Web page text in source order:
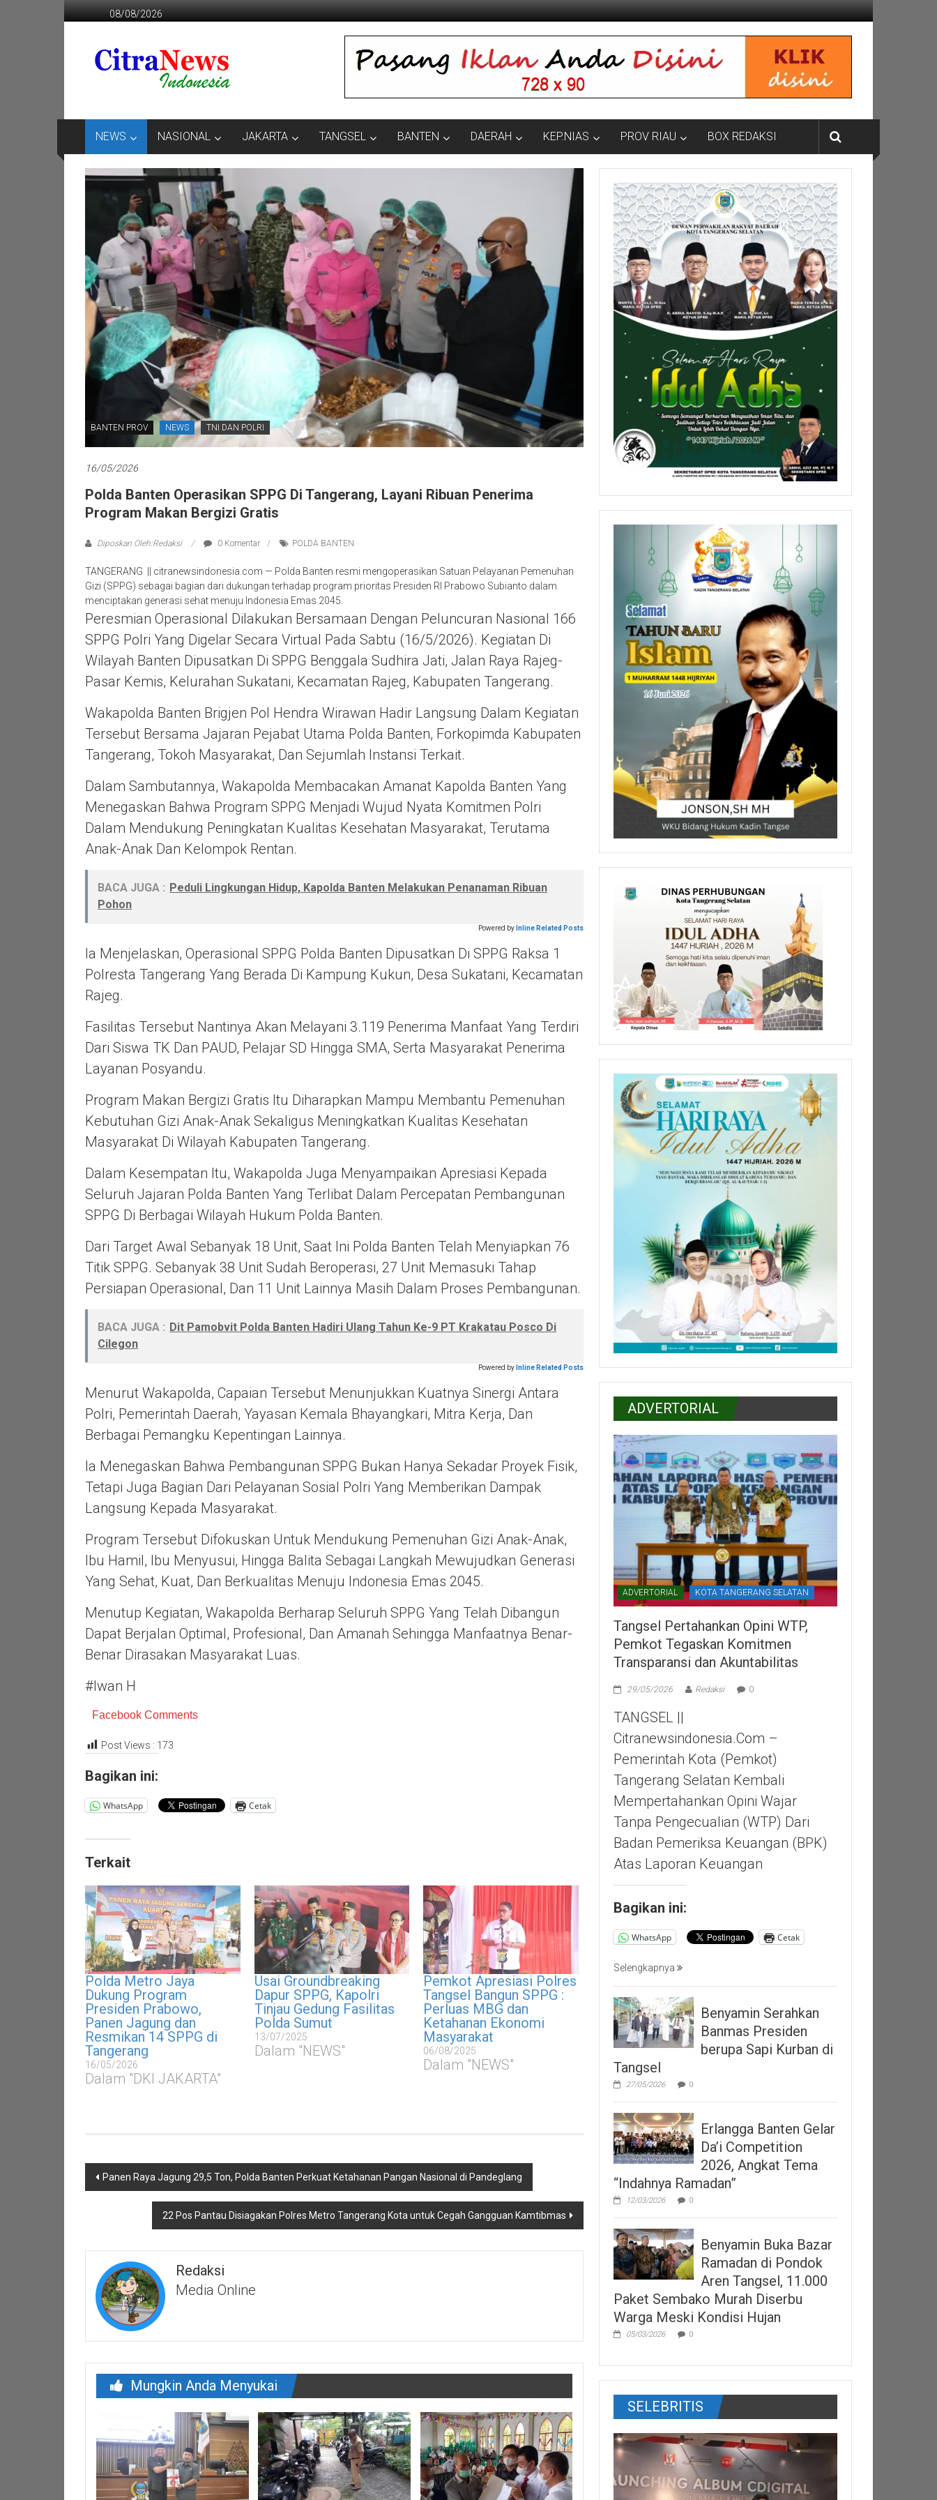
ke
08/08/2026
CITRANEWS
INDONESIA
NEWS NASIONAL JAKARTA TANGSEL BANTEN DAERAH KEP.NIAS PROV RIAU BOX REDAKSI
BANTEN PROV NEWS TNI DAN POLRI
16/05/2026
Polda Banten Operasikan SPPG Di Tangerang, Layani Ribuan Penerima
Program Makan Bergizi Gratis
Diposkan Oleh:Redaksi 0 Komentar POLDA BANTEN
TANGERANG || citranewsindonesia.com — Polda Banten resmi mengoperasikan Satuan Pelayanan Pemenuhan
Gizi (SPPG) sebagai bagian dari dukungan terhadap program prioritas Presiden RI Prabowo Subianto dalam
menciptakan generasi sehat menuju Indonesia Emas 2045.
Peresmian Operasional Dilakukan Bersamaan Dengan Peluncuran Nasional 166
SPPG Polri Yang Digelar Secara Virtual Pada Sabtu (16/5/2026). Kegiatan Di
Wilayah Banten Dipusatkan Di SPPG Benggala Sudhira Jati, Jalan Raya Rajeg-
Pasar Kemis, Kelurahan Sukatani, Kecamatan Rajeg, Kabupaten Tangerang.
Wakapolda Banten Brigjen Pol Hendra Wirawan Hadir Langsung Dalam Kegiatan
Tersebut Bersama Jajaran Pejabat Utama Polda Banten, Forkopimda Kabupaten
Tangerang, Tokoh Masyarakat, Dan Sejumlah Instansi Terkait.
Dalam Sambutannya, Wakapolda Membacakan Amanat Kapolda Banten Yang
Menegaskan Bahwa Program SPPG Menjadi Wujud Nyata Komitmen Polri
Dalam Mendukung Peningkatan Kualitas Kesehatan Masyarakat, Terutama
Anak-Anak Dan Kelompok Rentan.
BACA JUGA : Peduli Lingkungan Hidup, Kapolda Banten Melakukan Penanaman Ribuan
Pohon
Powered by Inline Related Posts
Ia Menjelaskan, Operasional SPPG Polda Banten Dipusatkan Di SPPG Raksa 1
Polresta Tangerang Yang Berada Di Kampung Kukun, Desa Sukatani, Kecamatan
Rajeg.
Fasilitas Tersebut Nantinya Akan Melayani 3.119 Penerima Manfaat Yang Terdiri
Dari Siswa TK Dan PAUD, Pelajar SD Hingga SMA, Serta Masyarakat Penerima
Layanan Posyandu.
Program Makan Bergizi Gratis Itu Diharapkan Mampu Membantu Pemenuhan
Kebutuhan Gizi Anak-Anak Sekaligus Meningkatkan Kualitas Kesehatan
Masyarakat Di Wilayah Kabupaten Tangerang.
Dalam Kesempatan Itu, Wakapolda Juga Menyampaikan Apresiasi Kepada
Seluruh Jajaran Polda Banten Yang Terlibat Dalam Percepatan Pembangunan
SPPG Di Berbagai Wilayah Hukum Polda Banten.
Dari Target Awal Sebanyak 18 Unit, Saat Ini Polda Banten Telah Menyiapkan 76
Titik SPPG. Sebanyak 38 Unit Sudah Beroperasi, 27 Unit Memasuki Tahap
Persiapan Operasional, Dan 11 Unit Lainnya Masih Dalam Proses Pembangunan.
BACA JUGA : Dit Pamobvit Polda Banten Hadiri Ulang Tahun Ke-9 PT Krakatau Posco Di
Cilegon
Powered by Inline Related Posts
Menurut Wakapolda, Capaian Tersebut Menunjukkan Kuatnya Sinergi Antara
Polri, Pemerintah Daerah, Yayasan Kemala Bhayangkari, Mitra Kerja, Dan
Berbagai Pemangku Kepentingan Lainnya.
Ia Menegaskan Bahwa Pembangunan SPPG Bukan Hanya Sekadar Proyek Fisik,
Tetapi Juga Bagian Dari Pelayanan Sosial Polri Yang Memberikan Dampak
Langsung Kepada Masyarakat.
Program Tersebut Difokuskan Untuk Mendukung Pemenuhan Gizi Anak-Anak,
Ibu Hamil, Ibu Menyusui, Hingga Balita Sebagai Langkah Mewujudkan Generasi
Yang Sehat, Kuat, Dan Berkualitas Menuju Indonesia Emas 2045.
Menutup Kegiatan, Wakapolda Berharap Seluruh SPPG Yang Telah Dibangun
Dapat Berjalan Optimal, Profesional, Dan Amanah Sehingga Manfaatnya Benar-
Benar Dirasakan Masyarakat Luas.
#Iwan H
Facebook Comments
Post Views : 173
Bagikan ini:
WhatsApp Cetak
Terkait
Polda Metro Jaya
Dukung Program
Presiden Prabowo,
Panen Jagung dan
Resmikan 14 SPPG di
Tangerang
16/05/2026
Dalam "DKI JAKARTA"
Usai Groundbreaking
Dapur SPPG, Kapolri
Tinjau Gedung Fasilitas
Polda Sumut
13/07/2025
Dalam "NEWS"
Pemkot Apresiasi Polres
Tangsel Bangun SPPG :
Perluas MBG dan
Ketahanan Ekonomi
Masyarakat
06/08/2025
Dalam "NEWS"
Navigasi
pos
Panen Raya Jagung 29,5 Ton, Polda Banten Perkuat Ketahanan Pangan Nasional di Pandeglang
22 Pos Pantau Disiagakan Polres Metro Tangerang Kota untuk Cegah Gangguan Kamtibmas
Redaksi
Media Online
Mungkin Anda Menyukai
ADVERTORIAL
ADVERTORIAL KOTA TANGERANG SELATAN
Tangsel Pertahankan Opini WTP,
Pemkot Tegaskan Komitmen
Transparansi dan Akuntabilitas
29/05/2026 Redaksi 0
TANGSEL ||
Citranewsindonesia.com –
Pemerintah Kota (Pemkot)
Tangerang Selatan Kembali
Mempertahankan Opini Wajar
Tanpa Pengecualian (WTP) Dari
Badan Pemeriksa Keuangan (BPK)
Atas Laporan Keuangan
Bagikan ini:
WhatsApp Cetak
Selengkapnya
Benyamin Serahkan
Banmas Presiden
berupa Sapi Kurban di
Tangsel
27/05/2026 0
Erlangga Banten Gelar
Da’i Competition
2026, Angkat Tema
“Indahnya Ramadan”
12/03/2026 0
Benyamin Buka Bazar
Ramadan di Pondok
Aren Tangsel, 11.000
Paket Sembako Murah Diserbu
Warga Meski Kondisi Hujan
05/03/2026 0
SELEBRITIS